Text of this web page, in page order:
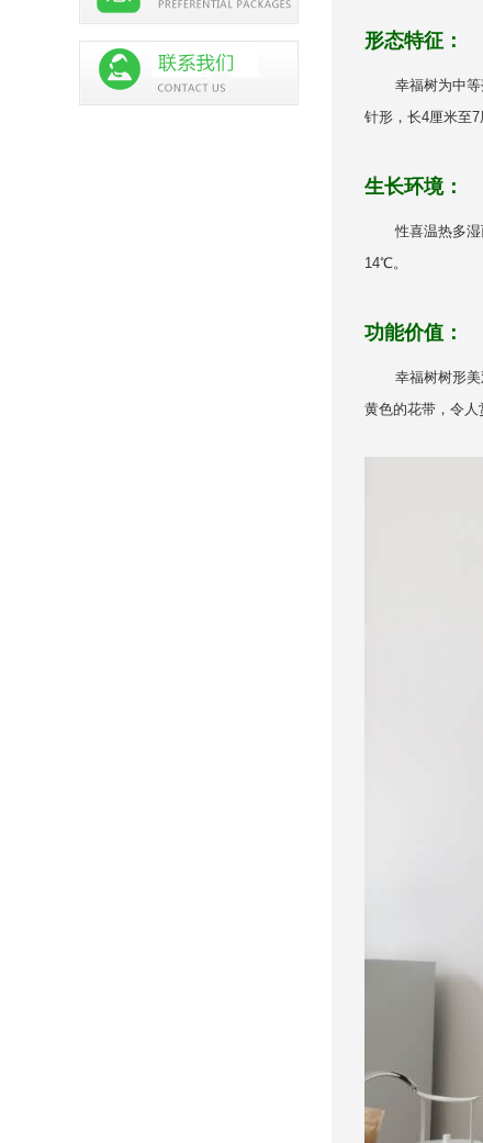
形态特征：
幸福树为中等落
针形，长4厘米至
生长环境：
性喜温热多湿而
14℃。
功能价值：
幸福树树形美观
黄色的花带，令人